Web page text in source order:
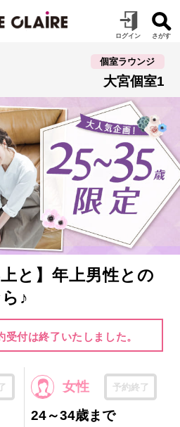
個室ラウンジ
大宮個室1
と】年上男性との
♪
付は終了いたしました。
女性 予約終了
24～34歳まで